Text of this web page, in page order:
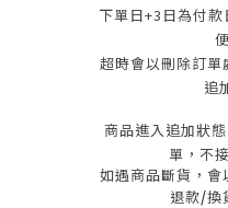
下單日+3 日為付
超時會以刪除訂
追
商品進入追加狀
單， 不
如遇商品斷貨，
退款/換